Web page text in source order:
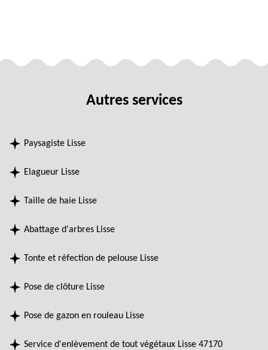
Autres services
Paysagiste Lisse
Elagueur Lisse
Taille de haie Lisse
Abattage d'arbres Lisse
Tonte et réfection de pelouse Lisse
Pose de clôture Lisse
Pose de gazon en rouleau Lisse
Service d'enlèvement de tout végétaux Lisse 47170